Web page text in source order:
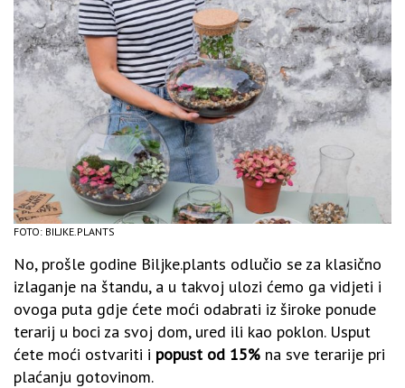
FOTO: BILJKE.PLANTS
No, prošle godine Biljke.plants odlučio se za klasično
izlaganje na štandu, a u takvoj ulozi ćemo ga vidjeti i
ovoga puta gdje ćete moći odabrati iz široke ponude
terarij u boci za svoj dom, ured ili kao poklon. Usput
ćete moći ostvariti i popust od 15% na sve terarije pri
plaćanju gotovinom.